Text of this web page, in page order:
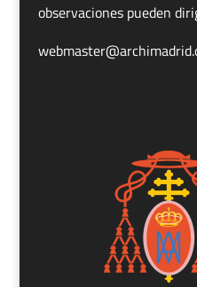
observaciones pueden